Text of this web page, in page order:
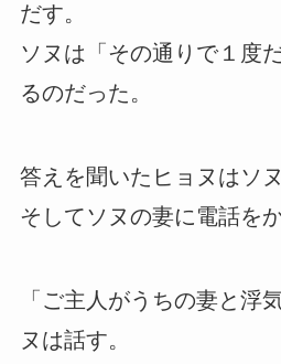
だす。
ソヌは「その通りで１度
るのだった。
答えを聞いたヒョヌはソ
そしてソヌの妻に電話を
「ご主人がうちの妻と浮
ヌは話す。